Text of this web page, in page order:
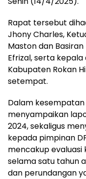
Rapat tersebut
Jhony Charles,
Maston dan Basiran
Efrizal, serta
Kabupaten Rokan
setempat.
Dalam kesempatan
menyampaikan
2024, sekaligus
kepada pimpinan
mencakup
selama satu tahun
dan perundangan